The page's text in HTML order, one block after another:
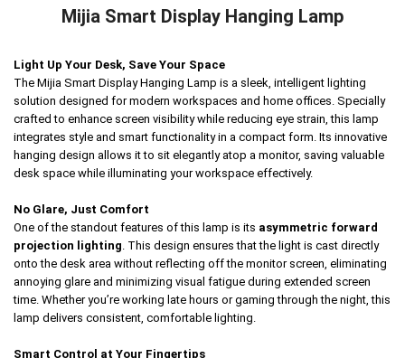
Mijia Smart Display Hanging Lamp
Light Up Your Desk, Save Your Space
The Mijia Smart Display Hanging Lamp is a sleek, intelligent lighting
solution designed for modern workspaces and home offices. Specially
crafted to enhance screen visibility while reducing eye strain, this lamp
integrates style and smart functionality in a compact form. Its innovative
hanging design allows it to sit elegantly atop a monitor, saving valuable
desk space while illuminating your workspace effectively.
No Glare, Just Comfort
One of the standout features of this lamp is its asymmetric forward
projection lighting. This design ensures that the light is cast directly
onto the desk area without reflecting off the monitor screen, eliminating
annoying glare and minimizing visual fatigue during extended screen
time. Whether you’re working late hours or gaming through the night, this
lamp delivers consistent, comfortable lighting.
Smart Control at Your Fingertips